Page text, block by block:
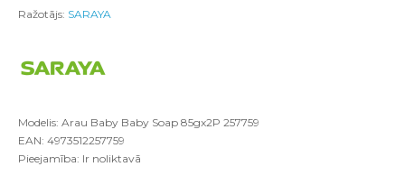
Ražotājs: SARAYA
Modelis: Arau Baby Baby Soap 85gx2P 257759
EAN: 4973512257759
Pieejamība: Ir noliktavā